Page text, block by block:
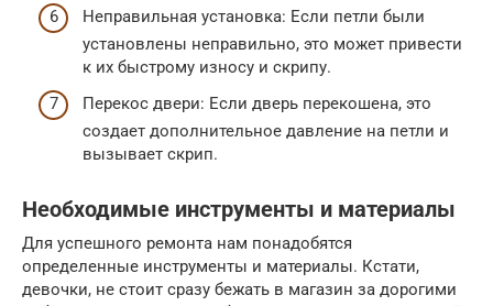
Неправильная установка: Если петли были
установлены неправильно, это может привести
к их быстрому износу и скрипу.
Перекос двери: Если дверь перекошена, это
создает дополнительное давление на петли и
вызывает скрип.
Необходимые инструменты и материалы
Для успешного ремонта нам понадобятся
определенные инструменты и материалы. Кстати,
девочки, не стоит сразу бежать в магазин за дорогими